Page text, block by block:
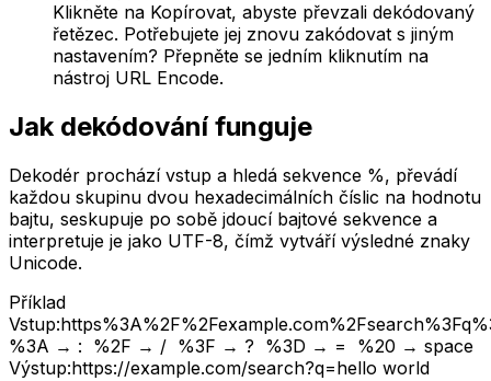
Klikněte na Kopírovat, abyste převzali dekódovaný
řetězec. Potřebujete jej znovu zakódovat s jiným
nastavením? Přepněte se jedním kliknutím na
nástroj URL Encode.
Jak dekódování funguje
Dekodér prochází vstup a hledá sekvence %, převádí
každou skupinu dvou hexadecimálních číslic na hodnotu
bajtu, seskupuje po sobě jdoucí bajtové sekvence a
interpretuje je jako UTF-8, čímž vytváří výsledné znaky
Unicode.
Příklad
Vstup:
%3A → : %2F → / %3F → ? %3D → = %20 → space
Výstup:https://example.com/search?q=hello world